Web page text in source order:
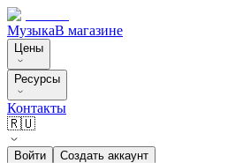
МузыкаВ магазине
Цены
Ресурсы
Контакты
🇷🇺
Войти Создать аккаунт